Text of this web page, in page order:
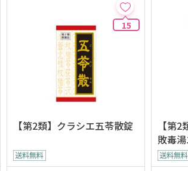
15
【第2類】クラシエ五苓散錠
【第
敗毒